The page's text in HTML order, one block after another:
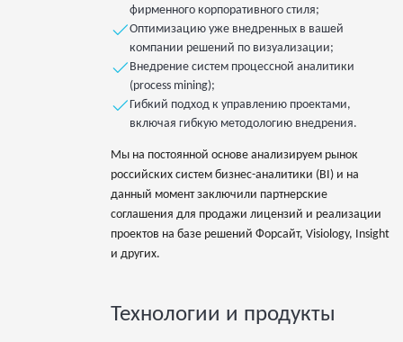
фирменного корпоративного стиля;
Оптимизацию уже внедренных в вашей
компании решений по визуализации;
Внедрение систем процессной аналитики
(process mining);
Гибкий подход к управлению проектами,
включая гибкую методологию внедрения.
Мы на постоянной основе анализируем рынок
российских систем бизнес-аналитики (BI) и на
данный момент заключили партнерские
соглашения для продажи лицензий и реализации
проектов на базе решений Форсайт, Visiology, Insight
и других.
Технологии и продукты